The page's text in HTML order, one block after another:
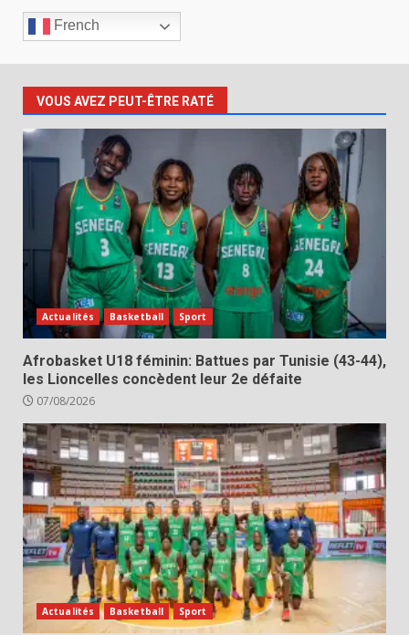
French
VOUS AVEZ PEUT-ÊTRE RATÉ
Actualités Basketball Sport
Afrobasket U18 féminin: Battues par Tunisie (43-44),
les Lioncelles concèdent leur 2e défaite
07/08/2026
Actualités Basketball Sport